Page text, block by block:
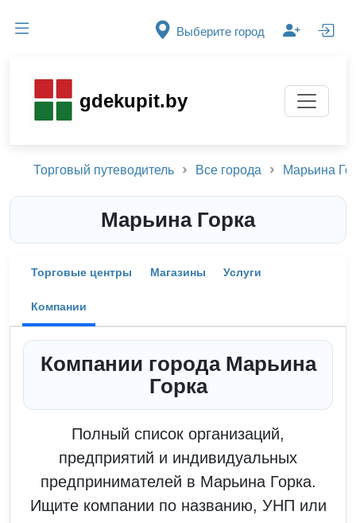
Выберите город
gdekupit.by
Торговый путеводитель Все города Марьина
Марьина Горка
Торговые центры Магазины Услуги
Компании
Компании города Марьина
Горка
Полный список организаций,
предприятий и индивидуальных
предпринимателей в Марьина Горка.
Ищите компании по названию, УНП или